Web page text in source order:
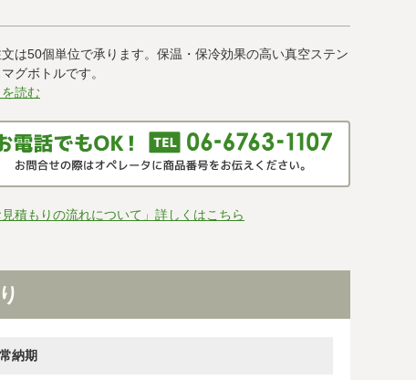
文は50個単位で承ります。保温・保冷効果の高い真空ステン
グボトルです。
読む
見積もりの流れについて」詳しくはこちら
納期